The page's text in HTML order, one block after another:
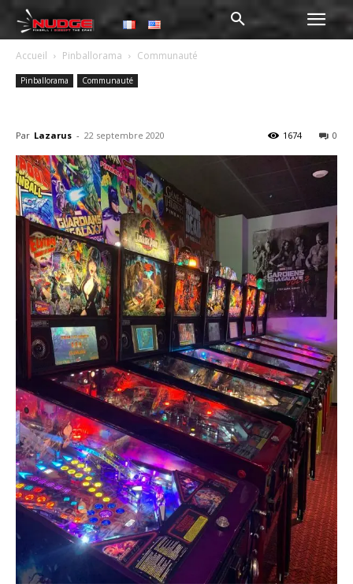
Accueil Pinballorama Communauté
Pinballorama Communauté
Par Lazarus - 22 septembre 2020 0
1674